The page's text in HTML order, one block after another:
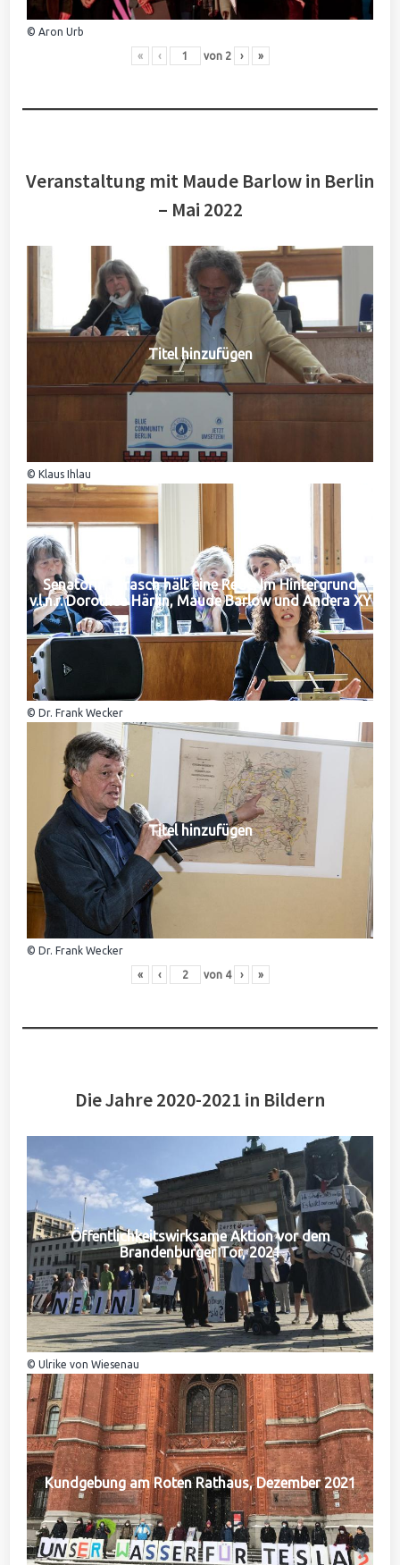
© Aron Urb
« ‹ von 2 › »
Veranstaltung mit Maude Barlow in Berlin
– Mai 2022
Titel hinzufügen
© Klaus Ihlau
Senatorin Jarasch hält eine Rede. Im Hintergrund
v.l.n.r. Dorothea Härlin, Maude Barlow und Andera XY
© Dr. Frank Wecker
Titel hinzufügen
© Dr. Frank Wecker
« ‹ von 4 › »
Die Jahre 2020-2021 in Bildern
Öffentlichkeitswirksame Aktion vor dem
Brandenburger Tor, 2021
© Ulrike von Wiesenau
Kundgebung am Roten Rathaus, Dezember 2021